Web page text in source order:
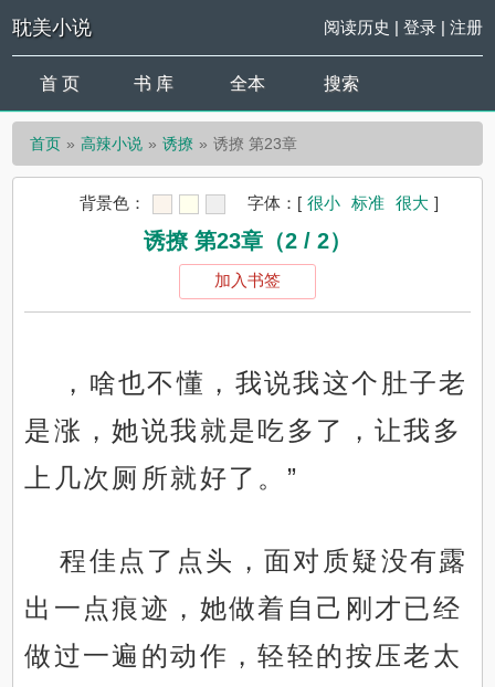
耽美小说 阅读历史 | 登录| 注册
首 页 书 库 全本 搜索
首页 高辣小说 诱撩 诱撩 第23章
背景色： 字体： [ 很小 标准 很大 ]
诱撩 第23章（2 / 2）
加入书签
，啥也不懂，我说我这个肚子老
是涨，她说我就是吃多了，让我多
上几次厕所就好了。”
程佳点了点头，面对质疑没有露
出一点痕迹，她做着自己刚才已经
做过一遍的动作，轻轻的按压老太